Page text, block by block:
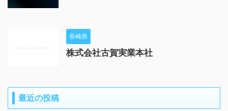
長崎県
株式会社古賀実業本社
最近の投稿